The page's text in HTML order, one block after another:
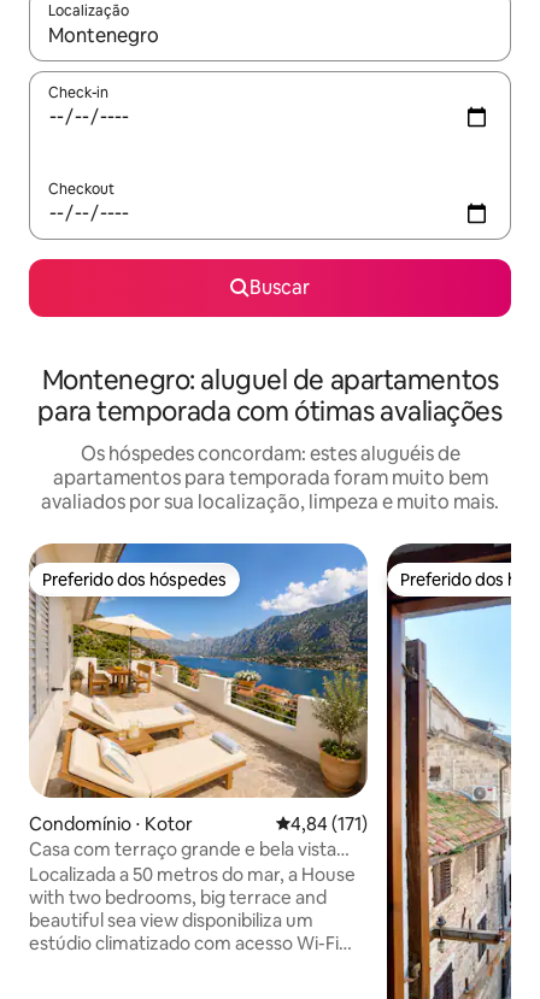
Localização
Quando os resultados estiverem disponíveis, explore-os
Check-in
Checkout
Buscar
Montenegro: aluguel de apartamentos
para temporada com ótimas avaliações
Os hóspedes concordam: estes aluguéis de
apartamentos para temporada foram muito bem
avaliados por sua localização, limpeza e muito mais.
Preferido dos hóspedes
Preferido dos hóspedes
Condomínio ⋅ Kotor 4,84 de uma avaliação média de
4,84 (171)
Casa com terraço grande e bela vista
para o mar
Localizada a 50 metros do mar, a House
with two bedrooms, big terrace and
beautiful sea view disponibiliza um
estúdio climatizado com acesso Wi-Fi
Preferido dos
Preferido dos